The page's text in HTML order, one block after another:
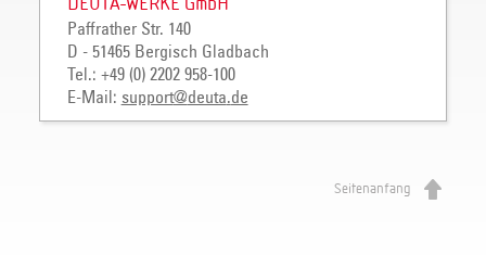
DEUTA-WERKE GmbH
Paffrather Str. 140
D - 51465 Bergisch Gladbach
Tel.: +49 (0) 2202 958-100
E-Mail: support@deuta.de
Seitenanfang